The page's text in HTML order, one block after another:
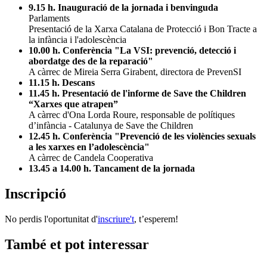
9.15 h. Inauguració de la jornada i benvinguda
Parlaments
Presentació de la Xarxa Catalana de Protecció i Bon Tracte a
la infància i l'adolescència
10.00 h. Conferència "La VSI: prevenció, detecció i
abordatge des de la reparació"
A càrrec de Mireia Serra Girabent, directora de PrevenSI
11.15 h. Descans
11.45 h. Presentació de l'informe de Save the Children
“Xarxes que atrapen”
A càrrec d'Ona Lorda Roure, responsable de polítiques
d’infància - Catalunya de Save the Children
12.45 h. Conferència "Prevenció de les violències sexuals
a les xarxes en l’adolescència"
A càrrec de Candela Cooperativa
13.45 a 14.00 h. Tancament de la jornada
Inscripció
No perdis l'oportunitat d'inscriure't, t’esperem!
També et pot interessar